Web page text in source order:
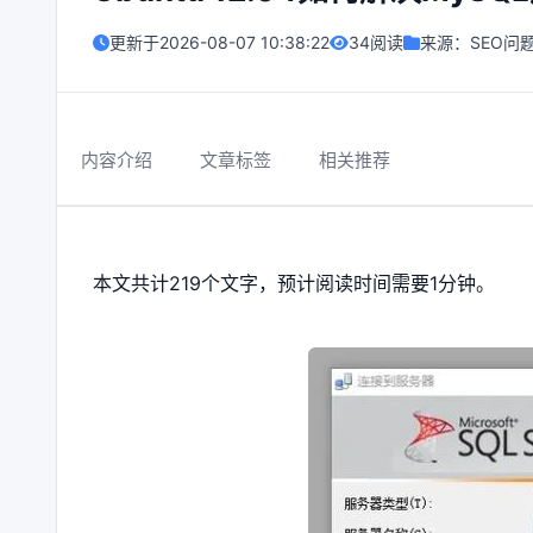
更新于2026-08-07 10:38:22 34阅读 来源： SEO问
内容介绍 文章标签 相关推荐
本文共计219个文字，预计阅读时间需要1分钟。